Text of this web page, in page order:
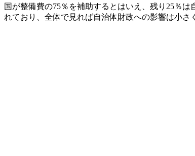
国が整備費の75％を補助するとはいえ、残り25％
れており、全体で見れば自治体財政への影響は小さ